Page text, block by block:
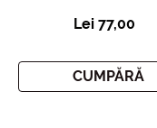
Lei 77,00
CUMPĂRĂ